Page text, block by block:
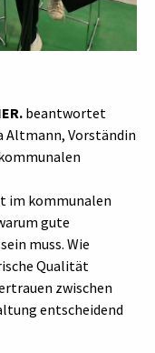
beantwortet
Altmann, Vorständin
im kommunalen
gute
muss. Wie
Qualität
zwischen
entscheidend